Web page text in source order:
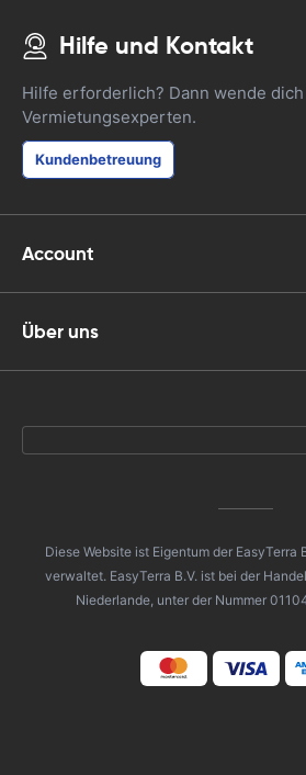
Hilfe und Kontakt
Hilfe erforderlich? Dann wende
Vermietungsexperten.
Kundenbetreuung
Account
Über uns
Diese Website ist Eigentum der EasyTerra
verwaltet. EasyTerra B.V. ist bei der
Niederlande, unter der Nummer